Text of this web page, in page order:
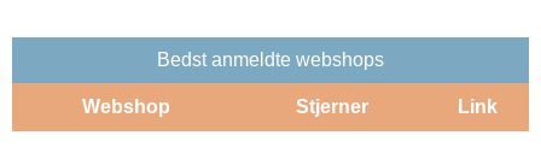
Bedst anmeldte webshops
Webshop Stjerner Link